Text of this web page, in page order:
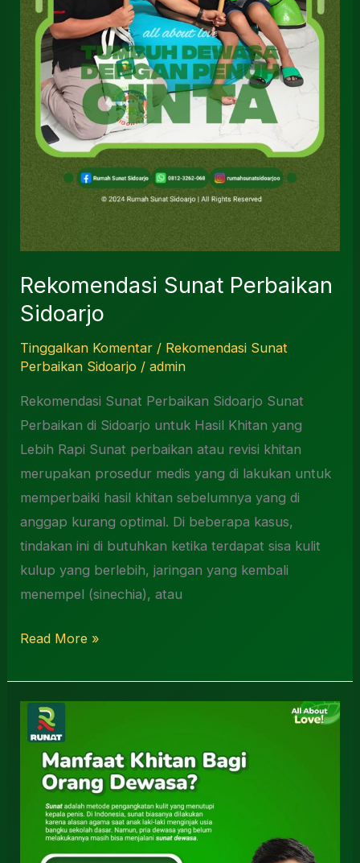
Rekomendasi Sunat Perbaikan
Sidoarjo
Tinggalkan Komentar / Rekomendasi Sunat
Perbaikan Sidoarjo /admin
Rekomendasi Sunat Perbaikan Sidoarjo Sunat
Perbaikan di Sidoarjo untuk Hasil Khitan yang
Lebih Rapi Sunat perbaikan atau revisi khitan
merupakan prosedur medis yang di lakukan untuk
memperbaiki hasil khitan sebelumnya yang di
anggap kurang optimal. Di beberapa kasus,
tindakan ini di butuhkan ketika terdapat sisa kulit
kulup yang berlebih, jaringan yang kembali
menempel (sinechia), atau
Read More »
Khitan
Dewasa
Krian
Sidoarjo